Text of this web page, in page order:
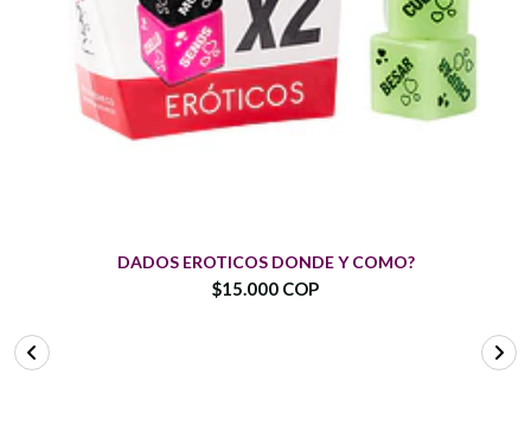
DADOS EROTICOS DONDE Y COMO?
$15.000 COP